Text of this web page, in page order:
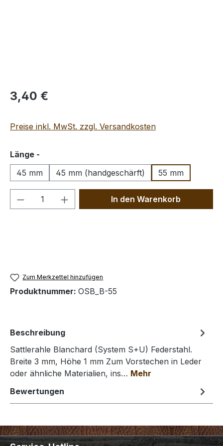
Regulärer Preis:
3,40 €
Preise inkl. MwSt. zzgl. Versandkosten
Länge -
45 mm
45 mm (handgeschärft) 55 mm
Produkt Anzahl: Gib denIn den Warenkorb
Zum Merkzettel hinzufügen
Produktnummer: OSB_B-55
Beschreibung
Sattlerahle Blanchard (System S+U) Federstahl.
Breite 3 mm, Höhe 1 mm Zum Vorstechen in Leder
oder ähnliche Materialien, ins… Mehr
Bewertungen